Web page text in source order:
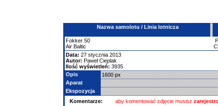
Nazwa samolotu / Linia lotnicza
Fokker 50
Air Baltic
Data: 27 stycznia 2013
Autor: Paweł Cieplak
Ilość wyświetleń: 3935
Opis
1600 px
Aparat
Ekspozycja
Komentarze:
aby komentować zdjęcie musisz